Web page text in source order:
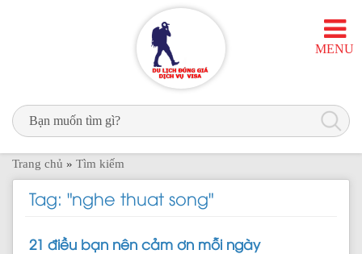
MENU
Trang chủ » Tìm kiếm
Tag: "nghe thuat song"
21 điều bạn nên cảm ơn mỗi ngày